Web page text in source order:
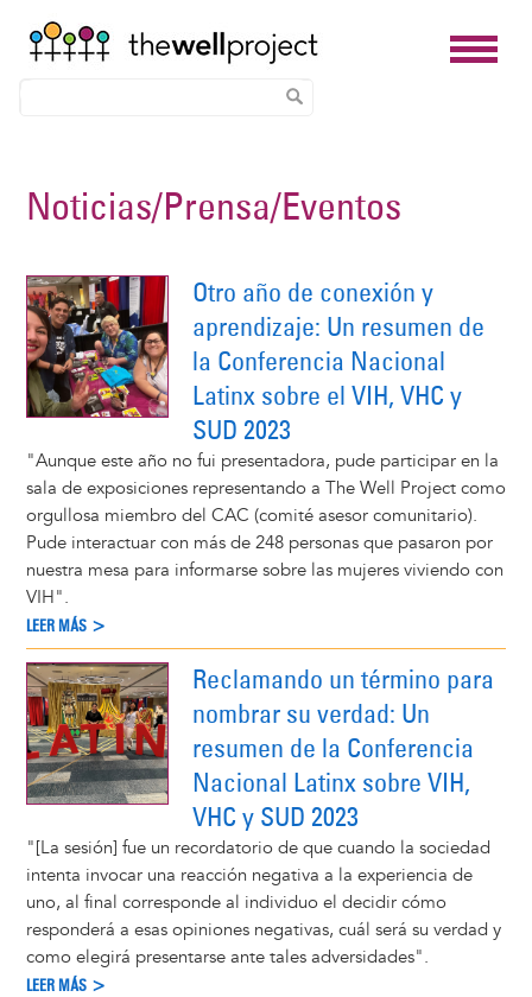
main
Noticias/Prensa/Eventos
Otro año de conexión y
aprendizaje: Un resumen de
la Conferencia Nacional
Latinx sobre el VIH, VHC y
SUD 2023
"Aunque este año no fui presentadora, pude participar en la
sala de exposiciones representando a The Well Project como
orgullosa miembro del CAC (comité asesor comunitario).
Pude interactuar con más de 248 personas que pasaron por
nuestra mesa para informarse sobre las mujeres viviendo con
VIH".
LEER MÁS >
Reclamando un término para
nombrar su verdad: Un
resumen de la Conferencia
Nacional Latinx sobre VIH,
VHC y SUD 2023
"[La sesión] fue un recordatorio de que cuando la sociedad
intenta invocar una reacción negativa a la experiencia de
uno, al final corresponde al individuo el decidir cómo
responderá a esas opiniones negativas, cuál será su verdad y
como elegirá presentarse ante tales adversidades".
LEER MÁS >